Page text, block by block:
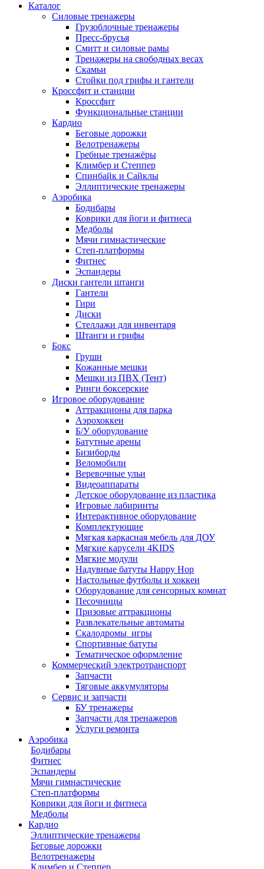
Каталог
Силовые тренажеры
Грузоблочные тренажеры
Пресс-брусья
Смитт и силовые рамы
Тренажеры на свободных весах
Скамьи
Стойки под грифы и гантели
Кроссфит и станции
Кроссфит
Функциональные станции
Кардио
Беговые дорожки
Велотренажеры
Гребные тренажёры
Климбер и Степпер
Спинбайк и Сайклы
Эллиптические тренажеры
Аэробика
Бодибары
Коврики для йоги и фитнеса
Медболы
Мячи гимнастические
Степ-платформы
Фитнес
Эспандеры
Диски гантели штанги
Гантели
Гири
Диски
Стеллажи для инвентаря
Штанги и грифы
Бокс
Груши
Кожанные мешки
Мешки из ПВХ (Тент)
Ринги боксерские
Игровое оборудование
Аттракционы для парка
Аэрохоккеи
Б/У оборудование
Батутные арены
Бизиборды
Веломобили
Веревочные ульи
Видеоаппараты
Детское оборудование из пластика
Игровые лабиринты
Интерактивное оборудование
Комплектующие
Мягкая каркасная мебель для ДОУ
Мягкие карусели 4KIDS
Мягкие модули
Надувные батуты Happy Hop
Настольные футболы и хоккеи
Оборудование для сенсорных комнат
Песочницы
Призовые аттракционы
Развлекательные автоматы
Скалодромы_игры
Спортивные батуты
Тематическое оформление
Коммерческий электротранспорт
Запчасти
Тяговые аккумуляторы
Сервис и запчасти
БУ тренажеры
Запчасти для тренажеров
Услуги ремонта
Аэробика
Бодибары
Фитнес
Эспандеры
Мячи гимнастические
Степ-платформы
Коврики для йоги и фитнеса
Медболы
Кардио
Эллиптические тренажеры
Беговые дорожки
Велотренажеры
Климбер и Степпер